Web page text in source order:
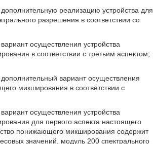
реализацию устройства для
разрешения в соответствии со
осуществления устройства
в соответствии с третьим аспектом;
вариант осуществления
микширования в соответствии с
осуществления устройства
для первого аспекта настоящего
понижающего микширования содержит
значений, модуль 200 спектрального